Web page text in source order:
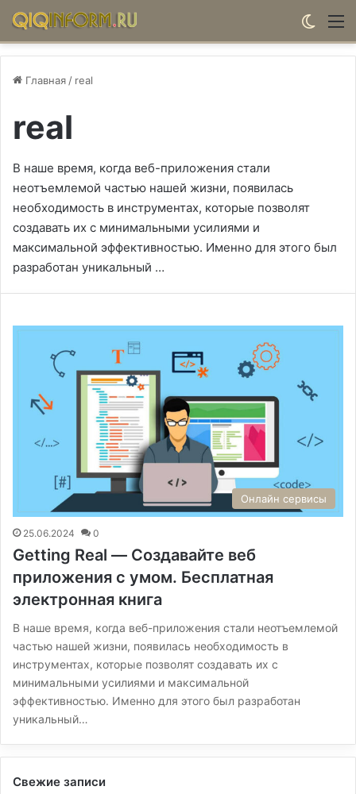
Главная / real
real
В наше время, когда веб-приложения стали
неотъемлемой частью нашей жизни, появилась
необходимость в инструментах, которые позволят
создавать их с минимальными усилиями и
максимальной эффективностью. Именно для этого был
разработан уникальный …
Онлайн сервисы
25.06.2024 0
Getting Real — Создавайте веб
приложения с умом. Бесплатная
электронная книга
В наше время, когда веб-приложения стали неотъемлемой
частью нашей жизни, появилась необходимость в
инструментах, которые позволят создавать их с
минимальными усилиями и максимальной
эффективностью. Именно для этого был разработан
уникальный…
Свежие записи